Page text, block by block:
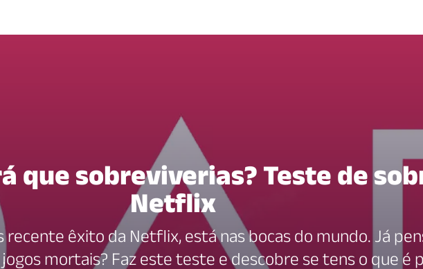
que sobreviverias? Teste de
Netflix
recente êxito da Netflix, está nas bocas do mundo. Já
mortais? Faz este teste e descobre se tens o que é